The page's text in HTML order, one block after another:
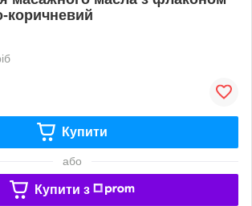
коричневий
Купити
або
Купити з